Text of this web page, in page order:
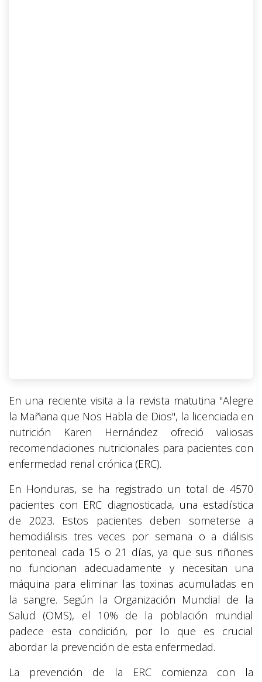
En una reciente visita a la revista matutina "Alegre
la Mañana que Nos Habla de Dios", la licenciada en
nutrición Karen Hernández ofreció valiosas
recomendaciones nutricionales para pacientes con
enfermedad renal crónica (ERC).
En Honduras, se ha registrado un total de 4570
pacientes con ERC diagnosticada, una estadística
de 2023. Estos pacientes deben someterse a
hemodiálisis tres veces por semana o a diálisis
peritoneal cada 15 o 21 días, ya que sus riñones
no funcionan adecuadamente y necesitan una
máquina para eliminar las toxinas acumuladas en
la sangre. Según la Organización Mundial de la
Salud (OMS), el 10% de la población mundial
padece esta condición, por lo que es crucial
abordar la prevención de esta enfermedad.
La prevención de la ERC comienza con la